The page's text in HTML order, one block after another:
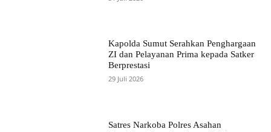
Kapolda Sumut Serahkan Penghargaan
ZI dan Pelayanan Prima kepada Satker
Berprestasi
29 Juli 2026
Satres Narkoba Polres Asahan